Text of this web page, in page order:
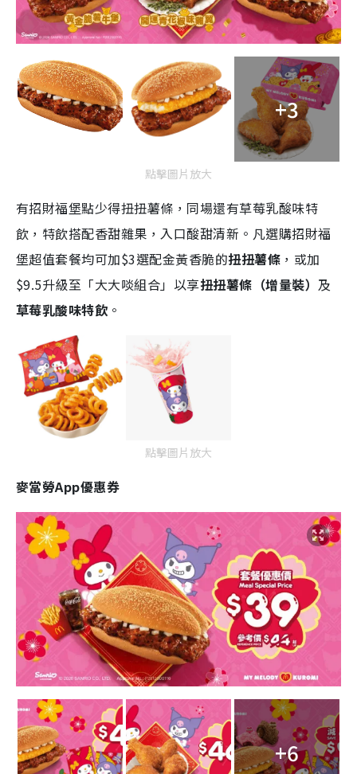
+3
點擊圖片放大
有招財福堡點少得扭扭薯條，同場還有草莓乳酸味特
飲，特飲搭配香甜雜果，入口酸甜清新。凡選購招財福
堡超值套餐均可加$3選配金黃香脆的扭扭薯條 ，或加
$9.5升級至「大大啖組合」以享扭扭薯條（增量裝） 及
草莓乳酸味特飲 。
點擊圖片放大
麥當勞App優惠券
+6